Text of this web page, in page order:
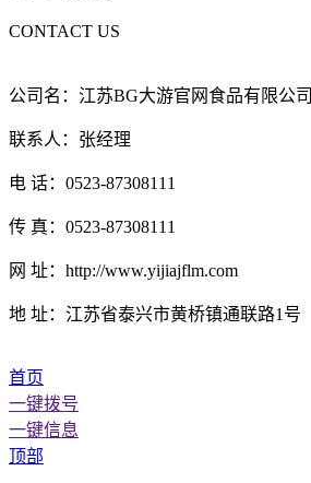
CONTACT US
公司名：江苏BG大游官网食品有限公司
联系人：张经理
电 话：0523-87308111
传 真：0523-87308111
网 址：http://www.yijiajflm.com
地 址：江苏省泰兴市黄桥镇通联路1号
首页
一键拨号
一键信息
顶部